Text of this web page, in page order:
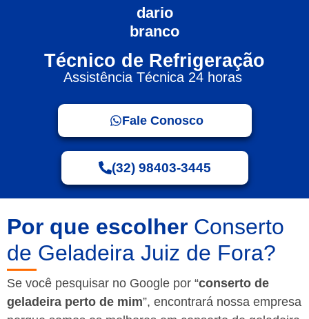
Técnico de Refrigeração
Assistência Técnica 24 horas
Fale Conosco
(32) 98403-3445
Por que escolher Conserto
de Geladeira Juiz de Fora?
Se você pesquisar no Google por “conserto de
geladeira perto de mim”, encontrará nossa empresa